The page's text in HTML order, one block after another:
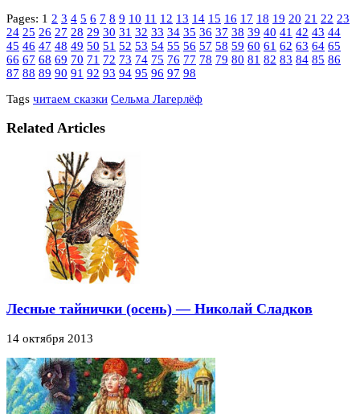
Pages: 1 2 3 4 5 6 7 8 9 10 11 12 13 14 15 16 17 18 19 20 21 22 23
24 25 26 27 28 29 30 31 32 33 34 35 36 37 38 39 40 41 42 43 44
45 46 47 48 49 50 51 52 53 54 55 56 57 58 59 60 61 62 63 64 65
66 67 68 69 70 71 72 73 74 75 76 77 78 79 80 81 82 83 84 85 86
87 88 89 90 91 92 93 94 95 96 97 98
Tags читаем сказки Сельма Лагерлёф
Related Articles
Лесные тайнички (осень) — Николай Сладков
14 октября 2013